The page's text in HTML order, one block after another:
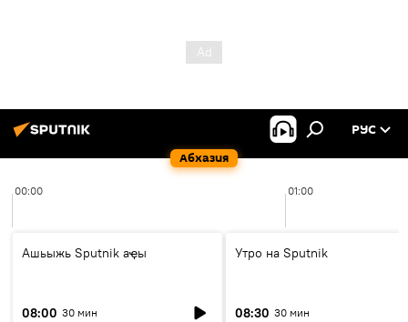
Абхазия
РУС
00:00 01:00
Ашьыжь Sputnik аҿы
08:00 30 мин
Утро на Sputnik
08:30 30 мин